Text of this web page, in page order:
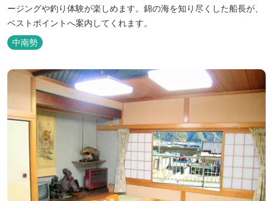
ージングや釣り体験が楽しめます。錦の海を知り尽くした船長が、
ベストポイントへ案内してくれます。
中南勢